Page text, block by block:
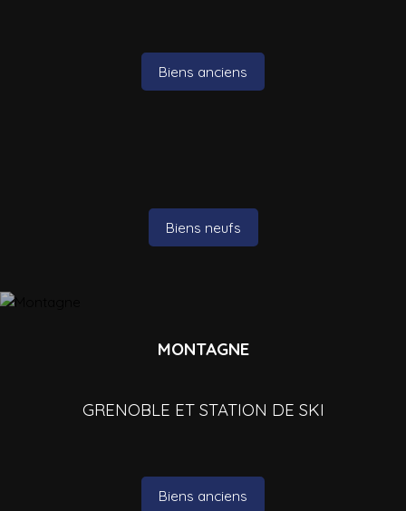
Biens anciens
Biens neufs
MONTAGNE
GRENOBLE ET STATION DE SKI
Biens anciens